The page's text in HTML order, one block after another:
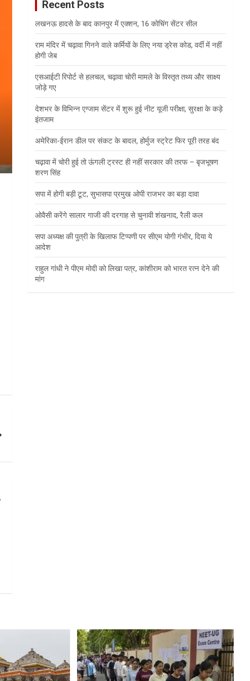
Recent Posts
लखनऊ हादसे के बाद कानपुर में एक्शन, 16 कोचिंग सेंटर सील
राम मंदिर में चढ़ावा गिनने वाले कर्मियों के लिए नया ड्रेस कोड, वर्दी में नहीं
होगी जेब
एसआईटी रिपोर्ट से हलचल, चढ़ावा चोरी मामले के विस्तृत तथ्य और साक्ष्य
जोड़े गए
देशभर के विभिन्न एग्जाम सेंटर में शुरू हुई नीट यूजी परीक्षा, सुरक्षा के कड़े
इंतजाम
अमेरिका-ईरान डील पर संकट के बादल, होर्मुज स्ट्रेट फिर पूरी तरह बंद
चढ़ावा में चोरी हुई तो ऊंगली ट्रस्ट ही नहीं सरकार की तरफ – बृजभूषण
शरण सिंह
सपा में होगी बड़ी टूट, सुभासपा प्रमुख ओपी राजभर का बड़ा दावा
ओवैसी करेंगे सालार गाजी की दरगाह से चुनावी शंखनाद, रैली कल
सपा अध्यक्ष की पुत्री के खिलाफ टिप्पणी पर सीएम योगी गंभीर, दिया ये
आदेश
राहुल गांधी ने पीएम मोदी को लिखा पत्र, कांशीराम को भारत रत्न देने की
मांग